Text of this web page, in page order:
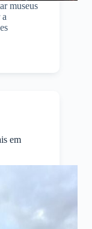
museus
em